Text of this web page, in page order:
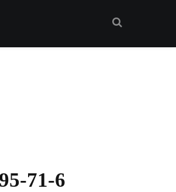
71-6